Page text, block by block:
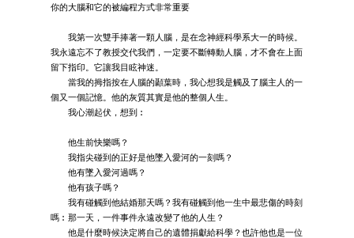
你的大腦和它的被編程方式非常重要
我第一次雙手捧著一顆人腦，是在念神經科學系大一的時候。
我永遠忘不了教授交代我們，一定要不斷轉動人腦，才不會在上面
留下指印。它讓我目眩神迷。
當我的拇指按在人腦的顳葉時，我心想我是觸及了腦主人的一
個又一個記憶。他的灰質其實是他的整個人生。
我心潮起伏，想到︰
他生前快樂嗎？
我指尖碰到的正好是他墜入愛河的一刻嗎？
他有墜入愛河過嗎？
他有孩子嗎？
我有碰觸到他結婚那天嗎？我有碰觸到他一生中最悲傷的時刻
嗎︰那一天，一件事件永遠改變了他的人生？
他是什麼時候決定將自己的遺體捐獻給科學？也許他也是一位